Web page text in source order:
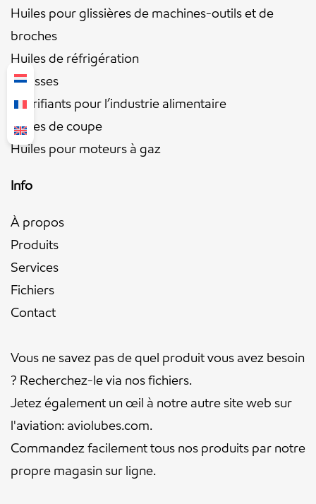
Huiles pour glissières de machines-outils et de
broches
Huiles de réfrigération
Graisses
Lubrifiants pour l’industrie alimentaire
Huiles de coupe
Huiles pour moteurs à gaz
Info
À propos
Produits
Services
Fichiers
Contact
Vous ne savez pas de quel produit vous avez besoin
? Recherchez-le via nosfichiers.
Jetez également un œil à notre autre site web sur
l'aviation: aviolubes.com.
Commandez facilement tous nos produits par notre
propre magasin sur ligne.